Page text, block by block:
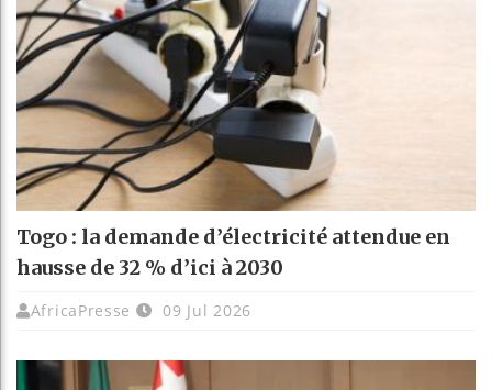
Togo : la demande d’électricité attendue en
hausse de 32 % d’ici à 2030
AfricaPresse 09 Jul 2026